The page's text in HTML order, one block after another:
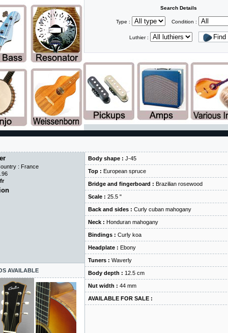
Search Details
Type : Condition :
Luthier :
: France
AVAILABLE
Body shape : J-45
Top : European spruce
Bridge and fingerboard : Brazilian rosewood
Scale : 25.5 "
Back and sides : Curly cuban mahogany
Neck : Honduran mahogany
Bindings : Curly koa
Headplate : Ebony
Tuners : Waverly
Body depth : 12.5 cm
Nut width : 44 mm
AVAILABLE FOR SALE :